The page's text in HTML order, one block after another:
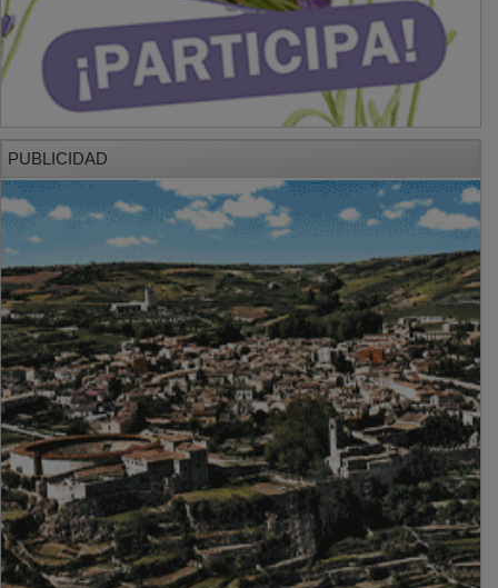
PUBLICIDAD